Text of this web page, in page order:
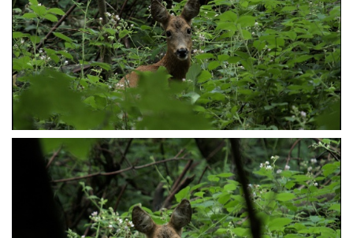
P6207601